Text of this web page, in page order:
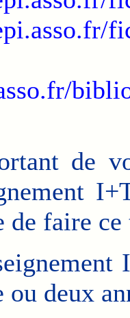
de
de faire
deux